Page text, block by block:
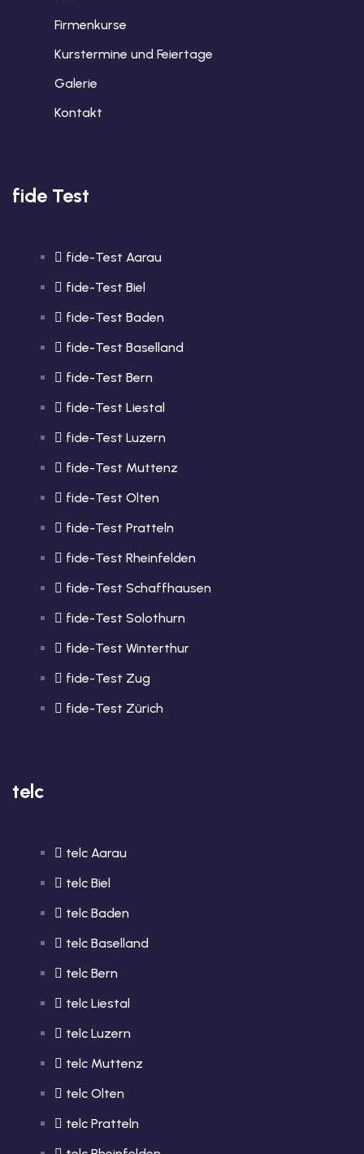
Firmenkurse
Kurstermine und Feiertage
Galerie
Kontakt
fide Test
fide-Test Aarau
fide-Test Biel
fide-Test Baden
fide-Test Baselland
fide-Test Bern
fide-Test Liestal
fide-Test Luzern
fide-Test Muttenz
fide-Test Olten
fide-Test Pratteln
fide-Test Rheinfelden
fide-Test Schaffhausen
fide-Test Solothurn
fide-Test Winterthur
fide-Test Zug
fide-Test Zürich
telc
telc Aarau
telc Biel
telc Baden
telc Baselland
telc Bern
telc Liestal
telc Luzern
telc Muttenz
telc Olten
telc Pratteln